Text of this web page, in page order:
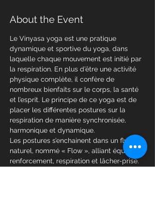
About the Event
Le Vinyasa yoga est une pratique
dynamique et sportive du yoga, dans
laquelle chaque mouvement est initié par
la respiration. En plus d’être une activité
physique complète, il confère de
nombreux bienfaits sur le corps, la santé
et l’esprit. Le principe de ce yoga est de
placer les différentes postures sur la
respiration de manière synchronisée,
harmonique et dynamique.
Les postures s’enchainent dans un flux
naturel, nommé « Flow », alliant équilibre,
renforcement, respiration et lâcher-prise.